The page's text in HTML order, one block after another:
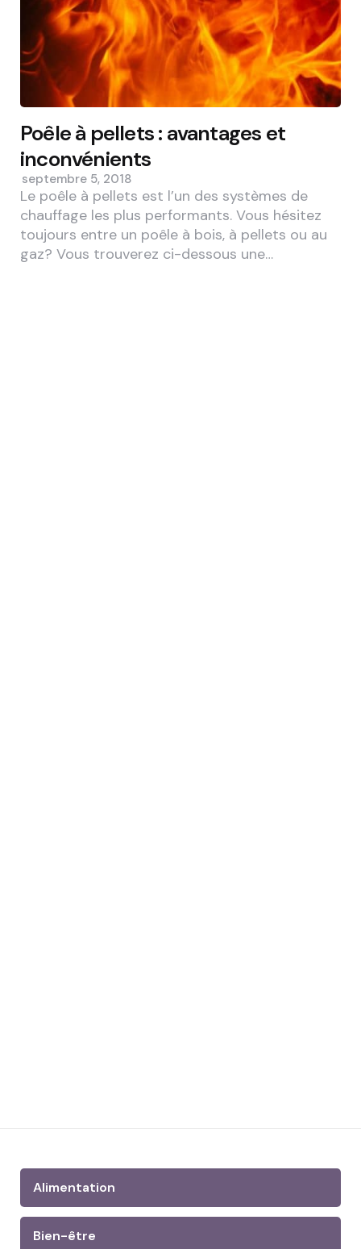
Poêle à pellets : avantages et
inconvénients
septembre 5, 2018
Le poêle à pellets est l’un des systèmes de
chauffage les plus performants. Vous hésitez
toujours entre un poêle à bois, à pellets ou au
gaz? Vous trouverez ci-dessous une…
Alimentation
Bien-être